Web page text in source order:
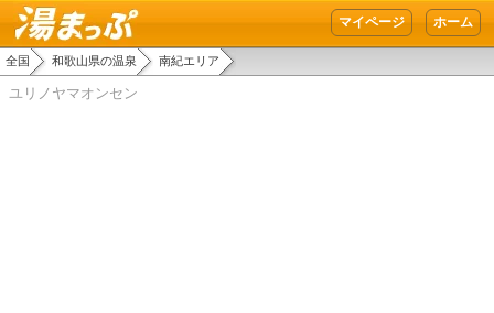
全国 和歌山県の温泉 南紀エリア
ユリノヤマオンセン
ホーム
マイページ